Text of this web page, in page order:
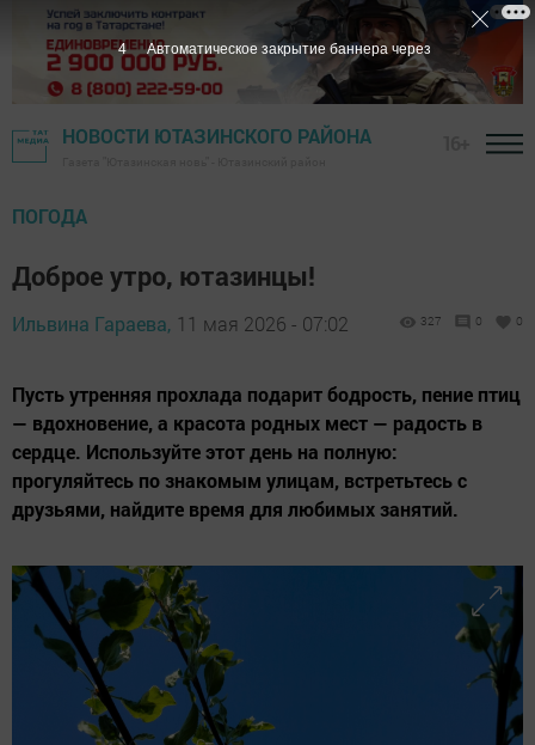
НОВОСТИ ЮТАЗИНСКОГО РАЙОНА
ПОГОДА
Доброе утро, ютазинцы!
Ильвина Гараева, 11 мая 2026 - 07:02 327 0 0
Пусть утренняя прохлада подарит бодрость, пение птиц
— вдохновение, а красота родных мест — радость в
сердце. Используйте этот день на полную:
прогуляйтесь по знакомым улицам, встретьтесь с
друзьями, найдите время для любимых занятий.
2 Автоматическое закрытие баннера через